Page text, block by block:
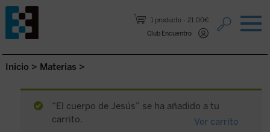
1 producto
21,00€
Club Encuentro
Saltar al contenido.
Inicio > Materias >
“El cuerpo de Jesús” se ha añadido a tu
carrito.
Ver carrito